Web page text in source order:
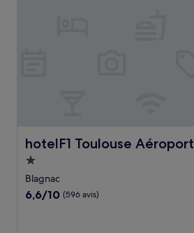
hotelF1 Toulouse Aéroport
hotelF1 Toulouse Aéroport
Hébergement
1.0 étoile
Blagnac
6.6
6,6/10 (596 avis)